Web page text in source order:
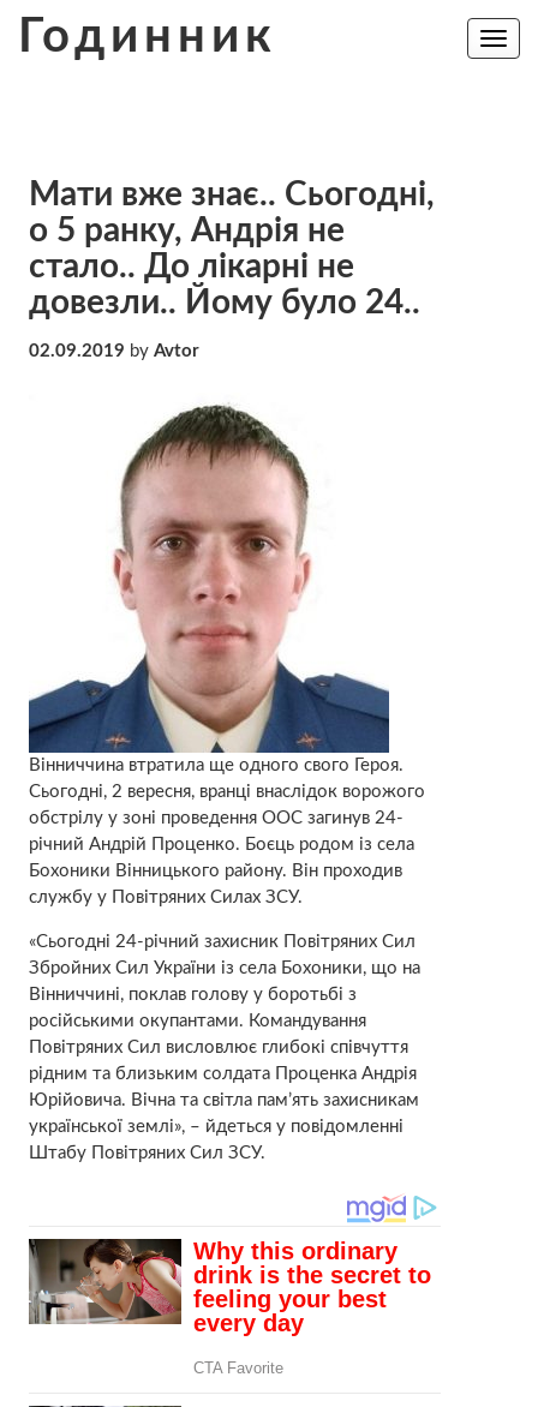
Годинник
Toggle
Мати вже знає.. Сьогодні,
о 5 ранку, Андрія не
стало.. До лікарні не
довезли.. Йому було 24..
02.09.2019 by Avtor
Вінниччина втратила ще одного свого Героя.
Сьогодні, 2 вересня, вранці внаслідок ворожого
обстрілу у зоні проведення ООС загинув 24-
річний Андрій Проценко. Боєць родом із села
Бохоники Вінницького району. Він проходив
службу у Повітряних Силах ЗСУ.
«Сьогодні 24-річний захисник Повітряних Сил
Збройних Сил України із села Бохоники, що на
Вінниччині, поклав голову у боротьбі з
російськими окупантами. Командування
Повітряних Сил висловлює глибокі співчуття
рідним та близьким солдата Проценка Андрія
Юрійовича. Вічна та світла пам’ять захисникам
української землі», – йдеться у повідомленні
Штабу Повітряних Сил ЗСУ.